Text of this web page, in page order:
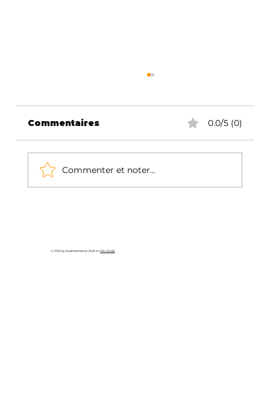
Commentaires 0.0/5 (0)
Commenter et noter...
© 2035 by Business Name. Built onWix Studio